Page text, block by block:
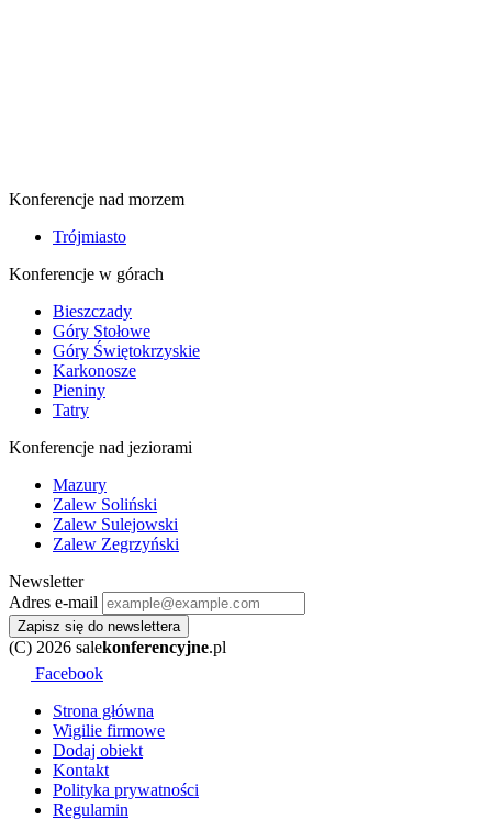
Konferencje nad morzem
Trójmiasto
Konferencje w górach
Bieszczady
Góry Stołowe
Góry Świętokrzyskie
Karkonosze
Pieniny
Tatry
Konferencje nad jeziorami
Mazury
Zalew Soliński
Zalew Sulejowski
Zalew Zegrzyński
Newsletter
Adres e-mail
Zapisz się do newslettera
(C) 2026 salekonferencyjne.pl
Facebook
Strona główna
Wigilie firmowe
Dodaj obiekt
Kontakt
Polityka prywatności
Regulamin